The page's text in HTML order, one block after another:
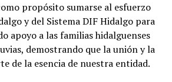
propósito sumarse al esfuerzo
y del Sistema DIF Hidalgo para
apoyo a las familias hidalguenses
demostrando que la unión y la
de la esencia de nuestra entidad.